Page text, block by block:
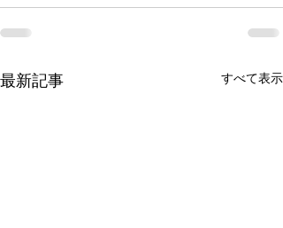
最新記事 すべて表示